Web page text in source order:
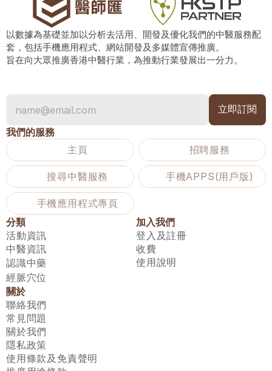
以數據為基礎並加以分析去活用、開發及優化我們的中醫服務配
套，包括手機應用程式、網站開發及多媒體宣傳推廣。
旨在向大眾推廣香港中醫行業，為推動行業發展出一分力。
我們的服務
主頁
招聘服務
搜尋中醫服務 手機APPS(用戶版)
手機應用程式專頁
分類
活動資訊
中醫資訊
認識中藥
經脈穴位
加入我們
登入及註冊
收費
使用說明
關於
聯絡我們
常見問題
關於我們
隱私政策
使用條款及免責聲明